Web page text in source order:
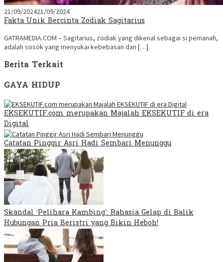
21/09/202421/09/2024
Fakta Unik Bercinta Zodiak Sagitarius
GATRAMEDIA.COM – Sagitarius, zodiak yang dikenal sebagai si pemanah,
adalah sosok yang menyukai kebebasan dan […]
Berita Terkait
GAYA HIDUP
EKSEKUTIF.com merupakan Majalah EKSEKUTIF di era
Digital
Catatan Pinggir Asri Hadi Sembari Menunggu
Skandal ‘Pelihara Kambing’: Rahasia Gelap di Balik
Hubungan Pria Beristri yang Bikin Heboh!